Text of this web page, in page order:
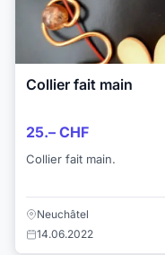
Collier fait main
25.– CHF
Collier fait main.
Neuchâtel
14.06.2022